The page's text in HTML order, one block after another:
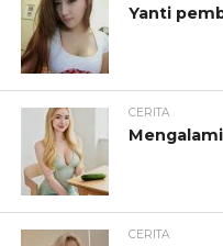
Yanti
CERITA
CERITA